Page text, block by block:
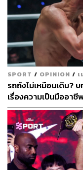
SPORT / OPINION /
รถถังไม่เหมือนเดิม?
เรื่องความเป็นมืออาชี